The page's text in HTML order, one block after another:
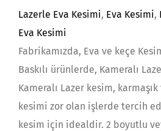
Lazerle Eva Kesimi, Eva Kesimi,
Eva Kesimi
Fabrikamızda, Eva ve keçe
Baskılı ürünlerde, Kameralı
Kameralı Lazer kesim,
kesimi zor olan işlerde tercih
kesim için idealdir. 2 boyutlu